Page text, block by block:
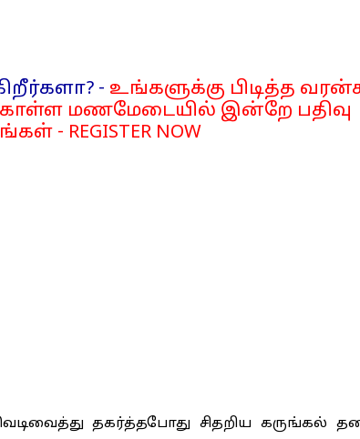
- உங்களுக்கு பிடித்த
மணமேடையில் இன்றே பதிவு
- REGISTER NOW
தகர்த்தபோது சிதறிய கருங்கல்